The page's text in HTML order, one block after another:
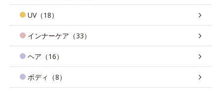
UV（18）
インナーケア（33）
ヘア（16）
ボディ（8）